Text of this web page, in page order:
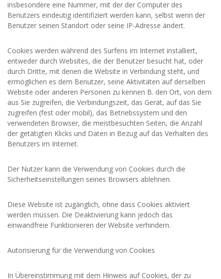
insbesondere eine Nummer, mit der der Computer des
Benutzers eindeutig identifiziert werden kann, selbst wenn der
Benutzer seinen Standort oder seine IP-Adresse ändert.
Cookies werden während des Surfens im Internet installiert,
entweder durch Websites, die der Benutzer besucht hat, oder
durch Dritte, mit denen die Website in Verbindung steht, und
ermöglichen es dem Benutzer, seine Aktivitäten auf derselben
Website oder anderen Personen zu kennen B. den Ort, von dem
aus Sie zugreifen, die Verbindungszeit, das Gerät, auf das Sie
zugreifen (fest oder mobil), das Betriebssystem und den
verwendeten Browser, die meistbesuchten Seiten, die Anzahl
der getätigten Klicks und Daten in Bezug auf das Verhalten des
Benutzers im Internet.
Der Nutzer kann die Verwendung von Cookies durch die
Sicherheitseinstellungen seines Browsers ablehnen.
Diese Website ist zugänglich, ohne dass Cookies aktiviert
werden müssen. Die Deaktivierung kann jedoch das
einwandfreie Funktionieren der Website verhindern.
Autorisierung für die Verwendung von Cookies
In Übereinstimmung mit dem Hinweis auf Cookies, der zu